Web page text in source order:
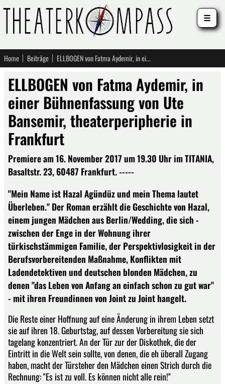
Home Beiträge ELLBOGEN von Fatma Aydemir, in einer Bühnenfassung von Ute Bansemir, theaterperipherie in Frankfurt
ELLBOGEN von Fatma Aydemir, in
einer Bühnenfassung von Ute
Bansemir, theaterperipherie in
Frankfurt
Premiere am 16. November 2017 um 19.30 Uhr im TITANIA,
Basaltstr. 23, 60487 Frankfurt. -----
"Mein Name ist Hazal Agündüz und mein Thema lautet
Überleben." Der Roman erzählt die Geschichte von Hazal,
einem jungen Mädchen aus Berlin/Wedding, die sich -
zwischen der Enge in der Wohnung ihrer
türkischstämmigen Familie, der Perspektivlosigkeit in der
Berufsvorbereitenden Maßnahme, Konflikten mit
Ladendetektiven und deutschen blonden Mädchen, zu
denen "das Leben von Anfang an einfach schon zu gut war"
- mit ihren Freundinnen von Joint zu Joint hangelt.
Die Reste einer Hoffnung auf eine Änderung in ihrem Leben setzt
sie auf ihren 18. Geburtstag, auf dessen Vorbereitung sie sich
tagelang konzentriert. An der Tür zur der Diskothek, die der
Eintritt in die Welt sein sollte, von denen, die eh überall Zugang
haben, macht der Türsteher den Mädchen einen Strich durch die
Rechnung: "Es ist zu voll. Es können nicht alle rein!"
☰